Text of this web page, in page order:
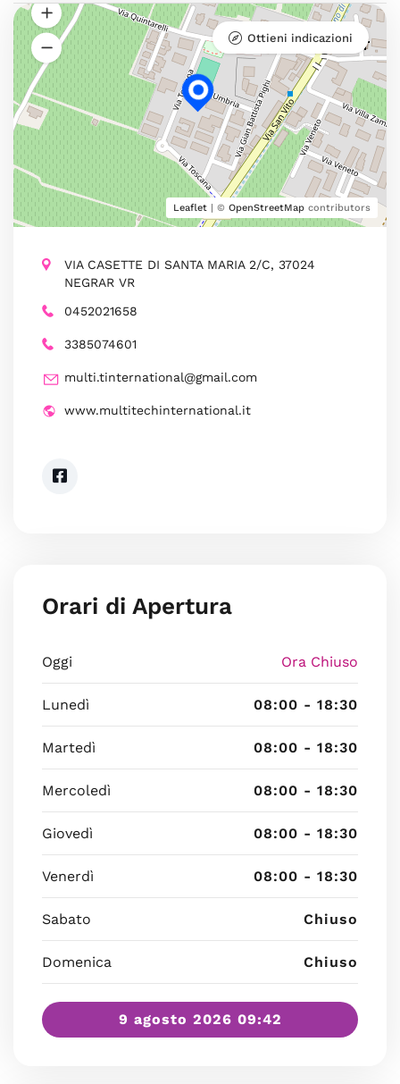
Leaflet | © OpenStreetMap contributors
Ottieni indicazioni
VIA CASETTE DI SANTA MARIA 2/C, 37024
NEGRAR VR
0452021658
3385074601
multi.tinternational@gmail.com
www.multitechinternational.it
Orari di Apertura
Oggi Ora Chiuso
Lunedì 08:00 - 18:30
Martedì 08:00 - 18:30
Mercoledì 08:00 - 18:30
Giovedì 08:00 - 18:30
Venerdì 08:00 - 18:30
Sabato Chiuso
Domenica Chiuso
9 agosto 2026 09:42